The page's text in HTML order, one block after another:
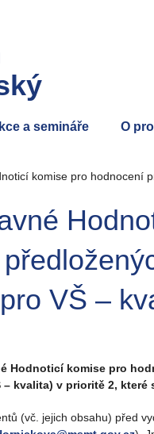
a semináře O
komise pro hodnocení
VŠ –
Hodnoticí komise pro
– kvalita) v prioritě 2, které
(vč. jejich obsahu) před